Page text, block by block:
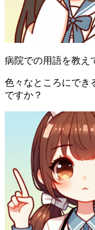
病院での用語を教え
色々なところにでき
ですか？